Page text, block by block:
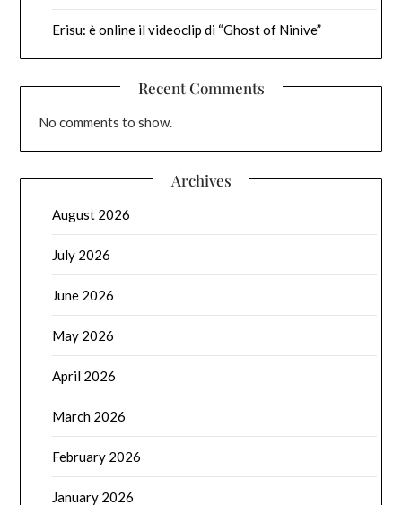
Erisu: è online il videoclip di “Ghost of Ninive”
Recent Comments
No comments to show.
Archives
August 2026
July 2026
June 2026
May 2026
April 2026
March 2026
February 2026
January 2026